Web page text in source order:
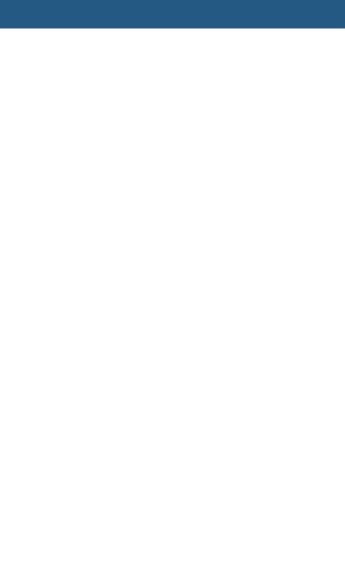
Trg Komenskog 2, 21000